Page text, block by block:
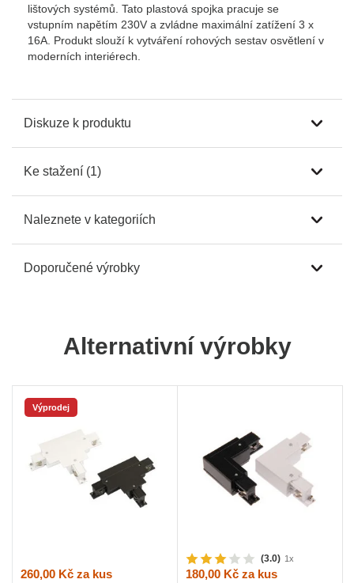
lištových systémů. Tato plastová spojka pracuje se
vstupním napětím 230V a zvládne maximální zatížení 3 x
16A. Produkt slouží k vytváření rohových sestav osvětlení v
moderních interiérech.
Diskuze k produktu
Ke stažení (1)
Naleznete v kategoriích
Doporučené výrobky
Alternativní výrobky
Výprodej
260,00 Kč za kus
(3.0) 1x
180,00 Kč za kus